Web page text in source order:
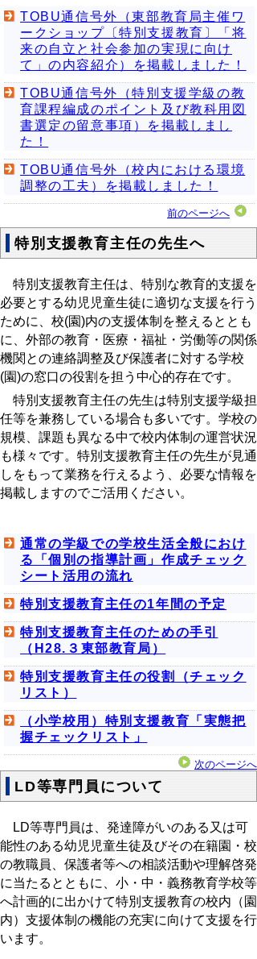
TOBU通信号外（東部教育局主催ワ
ークショップ〔特別支援教育〕「将
来の自立と社会参加の実現に向け
て」の内容紹介）を掲載しました！
TOBU通信号外（特別支援学級の教
育課程編成のポイント及び教科用図
書選定の留意事項）を掲載しまし
た！
TOBU通信号外（校内における環境
調整の工夫）を掲載しました！
前のページへ
特別支援教育主任の先生へ
特別支援教育主任は、特別な教育的支援を
必要とする幼児児童生徒に適切な支援を行う
ために、校(園)内の支援体制を整えるととも
に、外部の教育・医療・福祉・労働等の関係
機関との連絡調整及び保護者に対する学校
(園)の窓口の役割を担う中心的存在です。
特別支援教育主任の先生は特別支援学級担
任等を兼務している場合も多いです。学校の
規模、課題も異なる中で校内体制の運営状況
も様々です。特別支援教育主任の先生が見通
しをもって業務を行えるよう、必要な情報を
掲載しますのでご活用ください。
通常の学級での学校生活全般におけ
る「個別の指導計画」作成チェック
シート活用の流れ
特別支援教育主任の1年間の予定
特別支援教育主任のための手引
（H28.３東部教育局）
特別支援教育主任の役割（チェック
リスト）
（小学校用）特別支援教育「実態把
握チェックリスト」
次のページへ
LD等専門員について
LD等専門員は、発達障がいのある又は可
能性のある幼児児童生徒及びその在籍園・校
の教職員、保護者等への相談活動や理解啓発
に当たるとともに、小・中・義務教育学校等
へ計画的に出かけて特別支援教育の校内（園
内）支援体制の機能の充実に向けて支援を行
います。